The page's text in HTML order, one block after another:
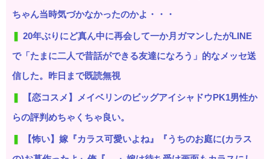
ちゃん当時気づかなかったのかよ・・・
20年ぶりにど真ん中に再会して一か月ガマンしたがLINE
で「たまに二人で昔話ができる友達になろう」的なメッセ送
信した。昨日まで既読無視
【恋コスメ】メイベリンのビッグアイシャドウPK1男性か
らの評判めちゃくちゃ良い。
【怖い】嫁『カラス可愛いよね』『うちのお庭に(カラス